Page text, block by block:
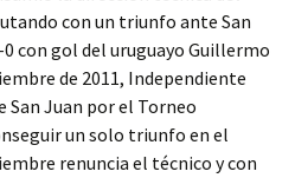
con un triunfo ante San
con gol del uruguayo Guillermo
de 2011, Independiente
San Juan por el Torneo
un solo triunfo en el
renuncia el técnico y con